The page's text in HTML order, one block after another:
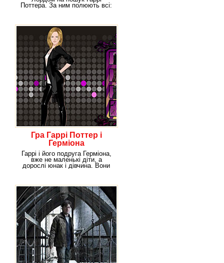
Поттера. За ним полюють всі:
Гра Гаррі Поттер і
Герміона
Гаррі і його подруга Герміона,
вже не маленькі діти, а
дорослі юнак і дівчина. Вони